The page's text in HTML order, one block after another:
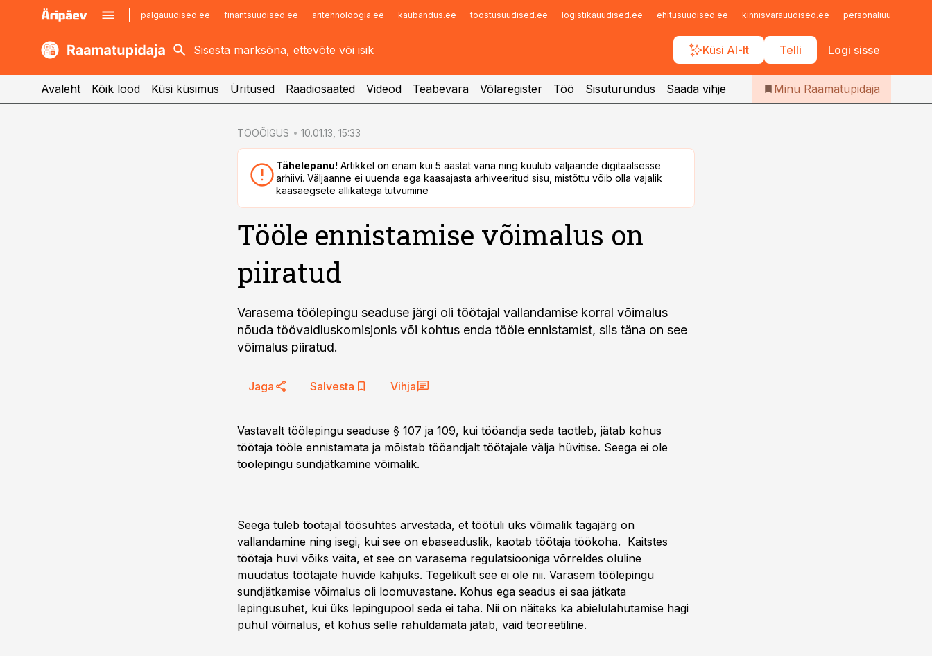
palgauudised.ee finantsuudised.ee aritehnoloogia.ee kaubandus.ee toostusuudised.ee logistikauudised.ee ehitusuudised.ee kinnisvarauudised.ee personaliuudised.ee
Küsi AI-lt Telli Logi sisse
kaubandus.ee
kinnisvarauudised.ee
imelineajalugu.ee
Infopank
Iseteenindus
Telli Raamatupidaja
Avaleht Kõik lood Küsi küsimus Üritused Raadiosaated Videod Teabevara Võlaregister Töö Sisuturundus Saada vihje Minu Raamatupidaja
TÖÖÕIGUS 10.01.13, 15:33
Tähelepanu! Artikkel on enam kui 5 aastat vana ning kuulub väljaande digitaalsesse
arhiivi. Väljaanne ei uuenda ega kaasajasta arhiveeritud sisu, mistõttu võib olla vajalik
kaasaegsete allikatega tutvumine
Tööle ennistamise võimalus on
piiratud
Varasema töölepingu seaduse järgi oli töötajal vallandamise korral võimalus
nõuda töövaidluskomisjonis või kohtus enda tööle ennistamist, siis täna on see
võimalus piiratud.
Jaga Salvesta Vihja
Vastavalt töölepingu seaduse § 107 ja 109, kui tööandja seda taotleb, jätab kohus
töötaja tööle ennistamata ja mõistab tööandjalt töötajale välja hüvitise. Seega ei ole
töölepingu sundjätkamine võimalik.
Seega tuleb töötajal töösuhtes arvestada, et töötüli üks võimalik tagajärg on
vallandamine ning isegi, kui see on ebaseaduslik, kaotab töötaja töökoha. Kaitstes
töötaja huvi võiks väita, et see on varasema regulatsiooniga võrreldes oluline
muudatus töötajate huvide kahjuks. Tegelikult see ei ole nii. Varasem töölepingu
sundjätkamise võimalus oli loomuvastane. Kohus ega seadus ei saa jätkata
lepingusuhet, kui üks lepingupool seda ei taha. Nii on näiteks ka abielulahutamise hagi
puhul võimalus, et kohus selle rahuldamata jätab, vaid teoreetiline.